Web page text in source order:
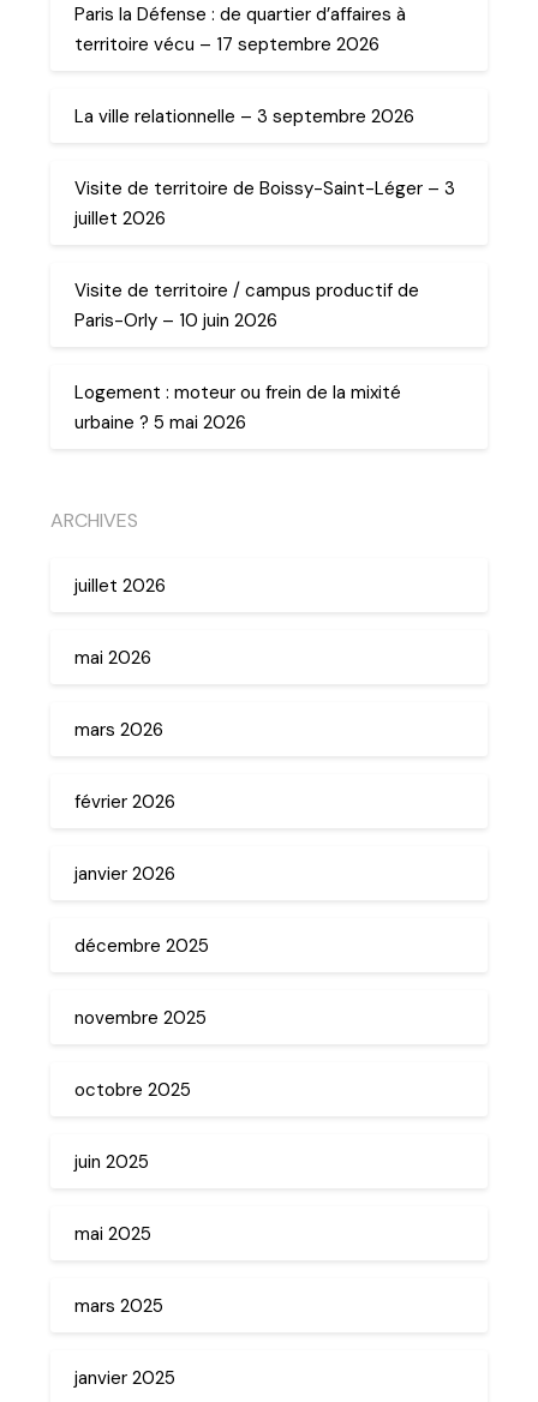
Paris la Défense : de quartier d’affaires à
territoire vécu – 17 septembre 2026
La ville relationnelle – 3 septembre 2026
Visite de territoire de Boissy-Saint-Léger – 3
juillet 2026
Visite de territoire / campus productif de
Paris-Orly – 10 juin 2026
Logement : moteur ou frein de la mixité
urbaine ? 5 mai 2026
ARCHIVES
juillet 2026
mai 2026
mars 2026
février 2026
janvier 2026
décembre 2025
novembre 2025
octobre 2025
juin 2025
mai 2025
mars 2025
janvier 2025